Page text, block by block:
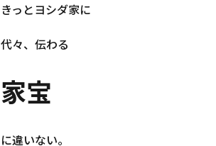
きっとヨシダ家に
代々、伝わる
家宝
に違いない。